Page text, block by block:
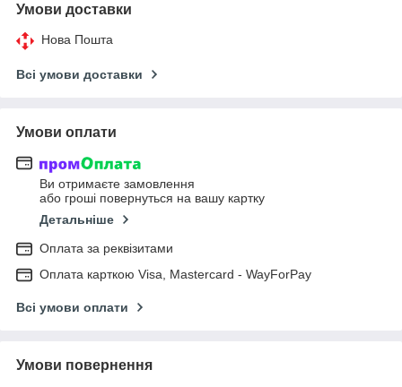
Умови доставки
Нова Пошта
Всі умови доставки
Умови оплати
Ви отримаєте замовлення
або гроші повернуться на вашу картку
Детальніше
Оплата за реквізитами
Оплата карткою Visa, Mastercard - WayForPay
Всі умови оплати
Умови повернення